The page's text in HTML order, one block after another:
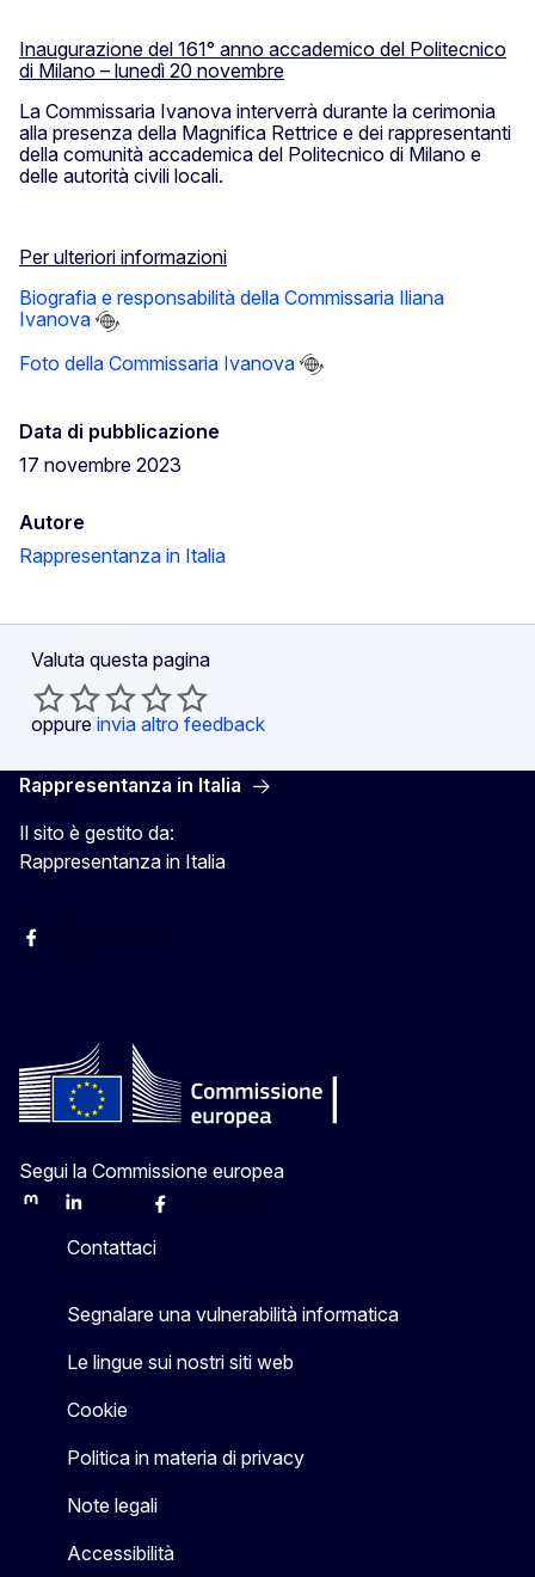
Inaugurazione del 161° anno accademico del Politecnico
di Milano – lunedì 20 novembre
La Commissaria Ivanova interverrà durante la cerimonia
alla presenza della Magnifica Rettrice e dei rappresentanti
della comunità accademica del Politecnico di Milano e
delle autorità civili locali.
Per ulteriori informazioni
Biografia e responsabilità della Commissaria Iliana
Ivanova
Foto della Commissaria Ivanova
Data di pubblicazione
17 novembre 2023
Autore
Rappresentanza in Italia
Valuta questa pagina
oppure invia altro feedback
Rappresentanza in Italia
Il sito è gestito da:
Rappresentanza in Italia
Facebook Europa in Italia
Segui la Commissione europea
MastodonLinkedInBlueskyFacebook
Contattaci
Segnalare una vulnerabilità informatica
Le lingue sui nostri siti web
Cookie
Politica in materia di privacy
Note legali
Accessibilità